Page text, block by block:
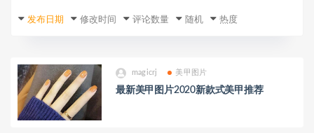
发布日期 修改时间 评论数量 随机 热度
magicrj 美甲图片
最新美甲图片2020新款式美甲推荐